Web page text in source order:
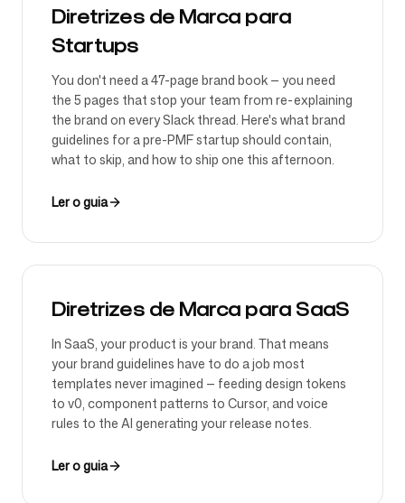
Diretrizes de Marca para
Startups
You don't need a 47-page brand book — you need
the 5 pages that stop your team from re-explaining
the brand on every Slack thread. Here's what brand
guidelines for a pre-PMF startup should contain,
what to skip, and how to ship one this afternoon.
Ler o guia
Diretrizes de Marca para SaaS
In SaaS, your product is your brand. That means
your brand guidelines have to do a job most
templates never imagined — feeding design tokens
to v0, component patterns to Cursor, and voice
rules to the AI generating your release notes.
Ler o guia